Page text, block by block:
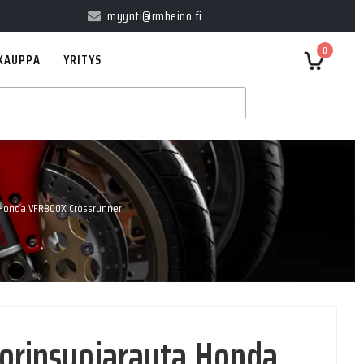
myynti@rmheino.fi
0
YRITYS
VFR800X Crossrunner